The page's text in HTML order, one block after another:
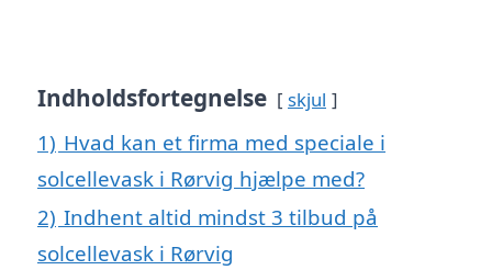
Indholdsfortegnelse skjul
1) Hvad kan et firma med speciale i
solcellevask i Rørvig hjælpe med?
2) Indhent altid mindst 3 tilbud på
solcellevask i Rørvig